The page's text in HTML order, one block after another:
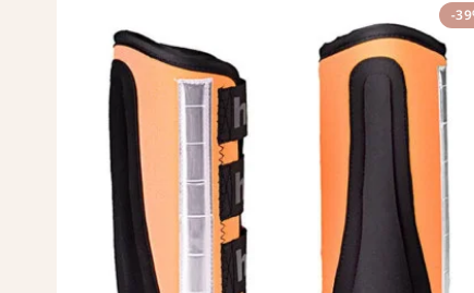
-